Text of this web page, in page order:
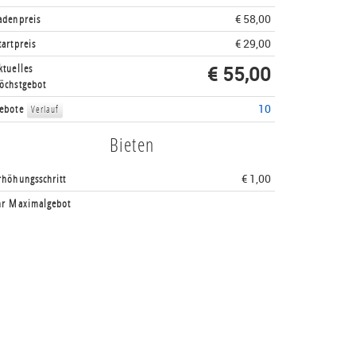
€ 58,00
€ 29,00
€ 55,00
Verlauf 10
Bieten
€ 1,00
Maximalgebot